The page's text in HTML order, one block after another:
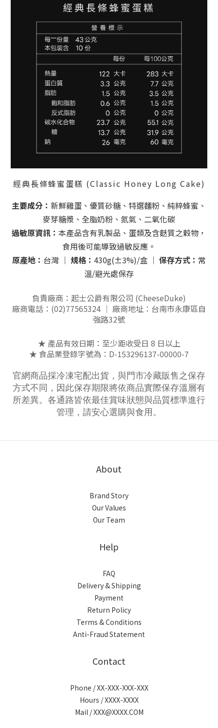
經典長條蜂蜜蛋糕 (Classic Honey Long Cake)
主要成分： 新鮮雞蛋、優質砂糖、特選麵粉、純粹蜂蜜、
麥芽糖漿、全脂奶粉、氮氣、二氧化碳
過敏原資訊： 本產品含有乳製品、蛋類及含麩質之穀物，
食用後可能導致過敏反應。
原產地： 台灣 ｜ 規格： 430g(±3%)/盒 ｜ 保存方式： 常
溫/避光處保存
負責廠商：起士公爵有限公司 (CheeseDuke)
廠商電話：(02)77565324 ｜ 廠商地址：台南市永康區自
強路32號
★ 產品有效日期：至少距收受日 8 日以上
★ 食品業登錄字號為：D-153296137-00000-7
官網商品採冷凍宅配出貨，與門市冷藏販售之保存
方式不同，因此保存期限將依商品實際保存溫層有
所差異。各通路皆依最佳賞味狀態與品質標準進行
管理，請安心選購與食用。
About
Brand Story
Our Values
Our Team
Help
FAQ
Delivery & Shipping
Payment
Return Policy
Terms & Conditions
Anti-Fraud Statement
Contact
Phone / XX-XXX-XXX-XXX
Hours / XXXX-XXXX
Mail / XXX@XXXX.COM